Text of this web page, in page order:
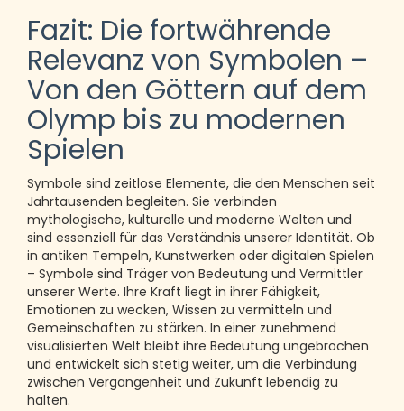
Fazit: Die fortwährende
Relevanz von Symbolen –
Von den Göttern auf dem
Olymp bis zu modernen
Spielen
Symbole sind zeitlose Elemente, die den Menschen seit
Jahrtausenden begleiten. Sie verbinden
mythologische, kulturelle und moderne Welten und
sind essenziell für das Verständnis unserer Identität. Ob
in antiken Tempeln, Kunstwerken oder digitalen Spielen
– Symbole sind Träger von Bedeutung und Vermittler
unserer Werte. Ihre Kraft liegt in ihrer Fähigkeit,
Emotionen zu wecken, Wissen zu vermitteln und
Gemeinschaften zu stärken. In einer zunehmend
visualisierten Welt bleibt ihre Bedeutung ungebrochen
und entwickelt sich stetig weiter, um die Verbindung
zwischen Vergangenheit und Zukunft lebendig zu
halten.